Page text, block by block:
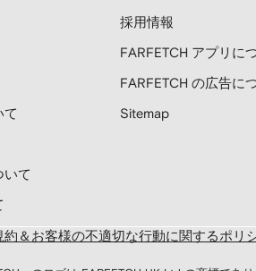
て
いて
採用情報
FARFETCH アプリに
FARFETCH の広告に
Sitemap
約＆お客様の不適切な行動に関するポリ